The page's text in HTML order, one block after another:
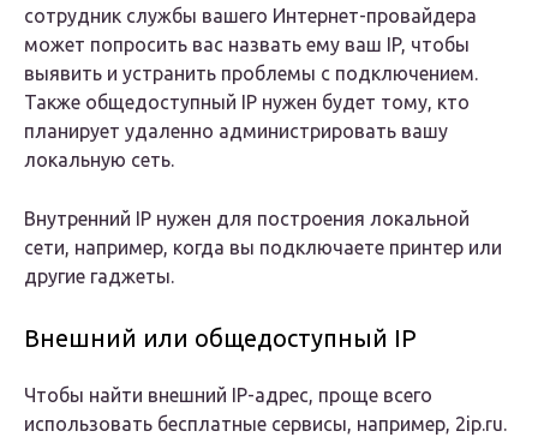
сотрудник службы вашего Интернет-провайдера
может попросить вас назвать ему ваш IP, чтобы
выявить и устранить проблемы с подключением.
Также общедоступный IP нужен будет тому, кто
планирует удаленно администрировать вашу
локальную сеть.
Внутренний IP нужен для построения локальной
сети, например, когда вы подключаете принтер или
другие гаджеты.
Внешний или общедоступный IP
Чтобы найти внешний IP-адрес, проще всего
использовать бесплатные сервисы, например, 2ip.ru.